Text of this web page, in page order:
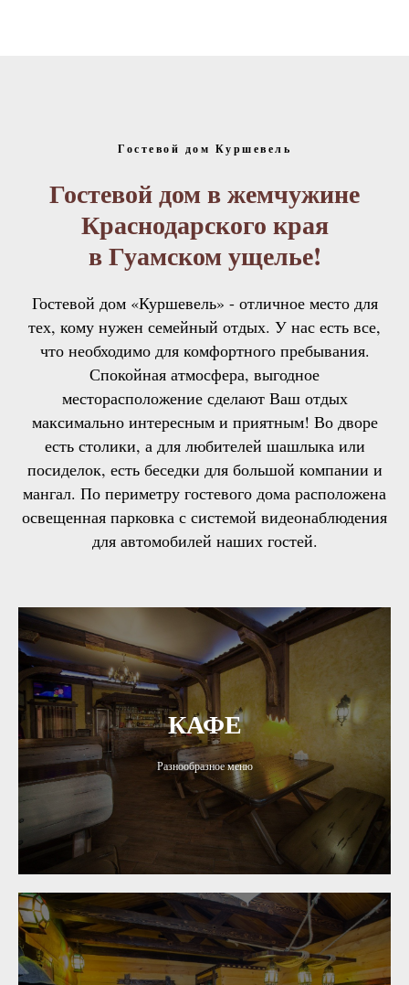
Гостевой дом Куршевель
Гостевой дом в жемчужине
Краснодарского края
в Гуамском ущелье!
Гостевой дом «Куршевель» - отличное место для
тех, кому нужен семейный отдых. У нас есть все,
что необходимо для комфортного пребывания.
Спокойная атмосфера, выгодное
месторасположение сделают Ваш отдых
максимально интересным и приятным! Во дворе
есть столики, а для любителей шашлыка или
посиделок, есть беседки для большой компании и
мангал. По периметру гостевого дома расположена
освещенная парковка с системой видеонаблюдения
для автомобилей наших гостей.
КАФЕ
Разнообразное меню